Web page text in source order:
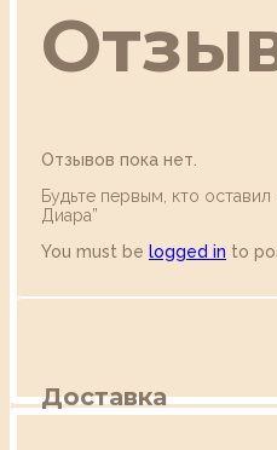
Отзывов пока нет.
Будьте первым, кто
Диара”
You must be logged in to
Доставка